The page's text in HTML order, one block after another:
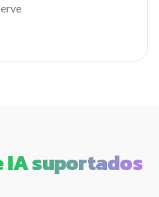
IA suportados